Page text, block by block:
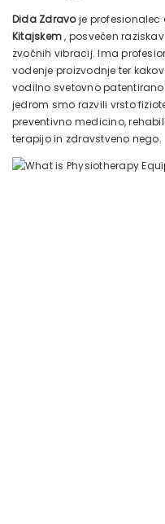
Dida Zdravoje profesionalec
Kitajskem, posvečen
zvočnih vibracij. Ima
vodenje proizvodnje ter
vodilno svetovno
jedrom smo razvili vrsto
preventivno medicino,
terapijo in zdravstveno nego.